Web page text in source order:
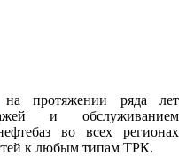
на протяжении ряда лет
и обслуживанием
во всех регионах
к любым типам ТРК.